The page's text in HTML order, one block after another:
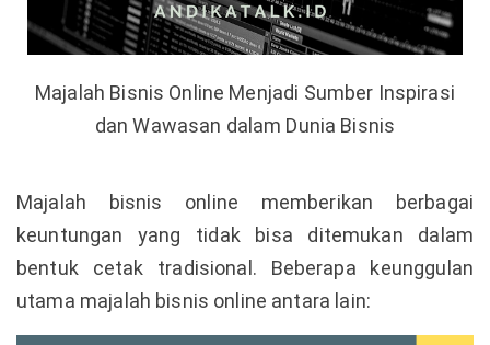
Majalah Bisnis Online Menjadi Sumber Inspirasi
dan Wawasan dalam Dunia Bisnis
Majalah bisnis online memberikan berbagai
keuntungan yang tidak bisa ditemukan dalam
bentuk cetak tradisional. Beberapa keunggulan
utama majalah bisnis online antara lain: